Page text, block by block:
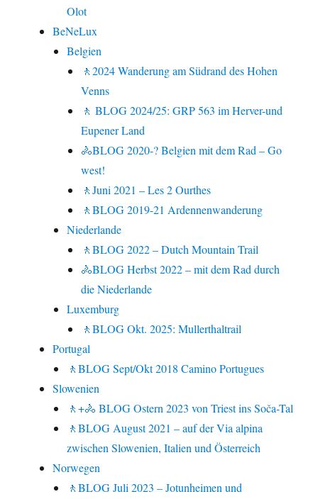
Olot
BeNeLux
Belgien
🚶2024 Wanderung am Südrand des Hohen
Venns
🚶 BLOG 2024/25: GRP 563 im Herver-und
Eupener Land
🚴BLOG 2020-? Belgien mit dem Rad – Go
west!
🚶Juni 2021 – Les 2 Ourthes
🚶BLOG 2019-21 Ardennenwanderung
Niederlande
🚶BLOG 2022 – Dutch Mountain Trail
🚴BLOG Herbst 2022 – mit dem Rad durch
die Niederlande
Luxemburg
🚶BLOG Okt. 2025: Mullerthaltrail
Portugal
🚶BLOG Sept/Okt 2018 Camino Portugues
Slowenien
🚶+🚴 BLOG Ostern 2023 von Triest ins Soča-Tal
🚶BLOG August 2021 – auf der Via alpina
zwischen Slowenien, Italien und Österreich
Norwegen
🚶BLOG Juli 2023 – Jotunheimen und